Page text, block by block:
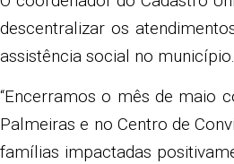
descentralizar os
assistência social no município.
“Encerramos o mês de maio
Palmeiras e no Centro de
famílias impactadas